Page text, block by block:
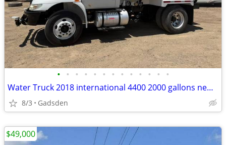
• • • • • • • • • • • • •
Water Truck 2018 international 4400 2000 gallons new steel tank!
8/3 Gadsden
$49,000